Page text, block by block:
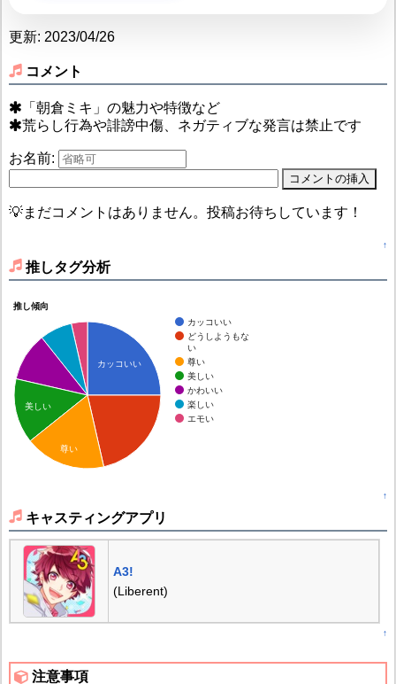
更新: 2023/04/26
コメント
「朝倉ミキ」の魅力や特徴など
荒らし行為や誹謗中傷、ネガティブな発言は禁止です
お名前:
💡まだコメントはありません。投稿お待ちしています！
↑
推しタグ分析
推し傾向
カッコいい
どうしようもな
い
尊い
美しい
かわいい
楽しい
エモい
カッコいい
美しい
尊い
↑
キャスティングアプリ
A3!
(Liberent)
↑
注意事項